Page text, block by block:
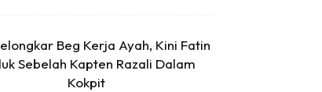
Beg Kerja Ayah, Kini Fatin
Sebelah Kapten Razali Dalam
Kokpit